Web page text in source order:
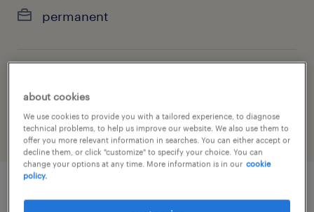
permanent
warehousing & distribution
job details
about cookies
We use cookies to provide you with a tailored experience, to diagnose
technical problems, to help us improve our website. We also use them to
offer you more relevant information in searches. You can either accept or
decline them, or click "customize" to specify your choice. You can
change your options at any time. More information is in our cookie
policy.